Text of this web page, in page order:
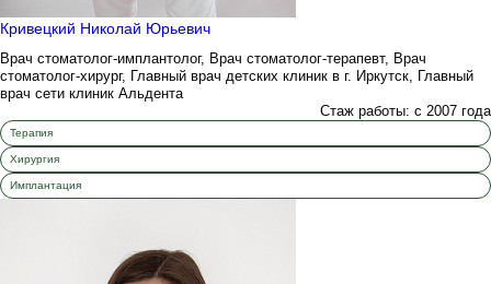
Кривецкий Николай Юрьевич
Врач стоматолог-имплантолог, Врач стоматолог-терапевт, Врач
стоматолог-хирург, Главный врач детских клиник в г. Иркутск, Главный
врач сети клиник Альдента
Стаж работы: с 2007 года
Терапия
Хирургия
Имплантация